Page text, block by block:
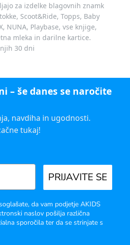
za izdelke blagovnih znamk
Scoot&Ride, Topps, Baby
NUNA, Playbase, vse knjige,
mleka in darilne kartice.
30 dni
– še danes se naročite
navdiha in ugodnosti.
tukaj!
PRIJAVITE SE
da vam podjetje AKIDS
naslov pošilja različna
sporočila ter da se strinjate s